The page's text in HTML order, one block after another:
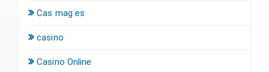
Cas mag es
casino
Casino Online